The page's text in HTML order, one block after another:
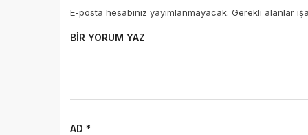
E-posta hesabınız yayımlanmayacak. Gerekli alanlar
BIR YORUM YAZ
AD *